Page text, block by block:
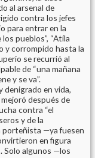
al arsenal de
contra los jefes
para entrar en la
pueblos”, “Atíla
y corrompido hasta la
se recurrió al
de “una mañana
y se va”.
denigrado en vida,
después de
contra “el
y de la
porteñista —ya fuesen
en figura
Solo algunos —los